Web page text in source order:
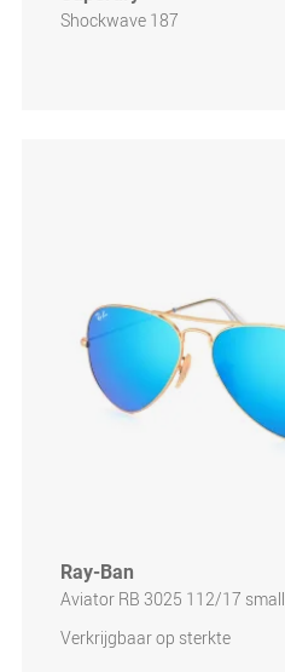
Shockwave 187
Ray-Ban
Aviator RB 3025 112/17 small
Verkrijgbaar op sterkte